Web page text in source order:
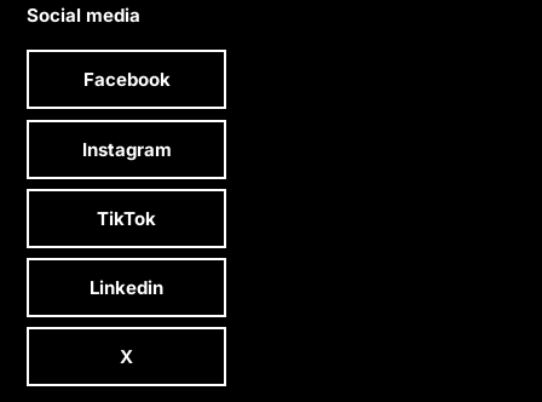
Social media
Facebook
Instagram
TikTok
Linkedin
X